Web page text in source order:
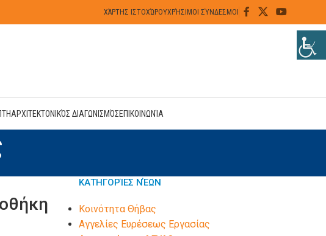
ΧΆΡΤΗΣ ΙΣΤΟΧΏΡΟΥΧΡΉΣΙΜΟΙ ΣΎΝΔΕΣΜΟΙ
ΑΡΧΙΤΕΚΤΟΝΙΚΌΣ ΔΙΑΓΩΝΙΣΜΌΣΕΠΙΚΟΙΝΩΝΊΑ
ΚΑΤΗΓΟΡΊΕΣ ΝΈΩΝ
Kοινότητα Θήβας
Αγγελίες Ευρέσεως Εργασίας